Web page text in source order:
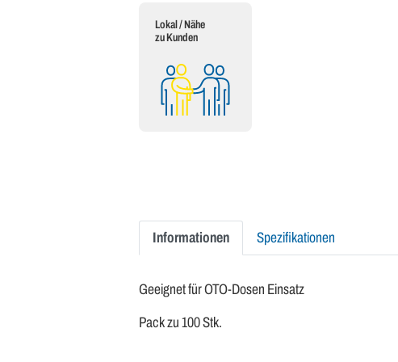
Lokal / Nähe
zu Kunden
Informationen Spezifikationen
Geeignet für OTO-Dosen Einsatz
Pack zu 100 Stk.